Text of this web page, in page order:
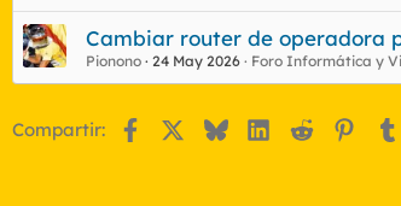
Cambiar router de operadora
Pionono 24 May 2026 Foro Informática y
Compartir: FacebookBlueskyLinkedIn
Reddit